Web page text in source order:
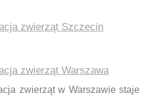
zwierząt Szczecin
zwierząt Warszawa
zwierząt w Warszawie staje